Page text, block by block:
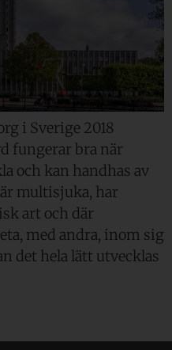
i Sverige 2018
fungerar bra när
och kan handhas av
multisjuka, har
art och där
med andra, inom sig
det hela lätt utvecklas